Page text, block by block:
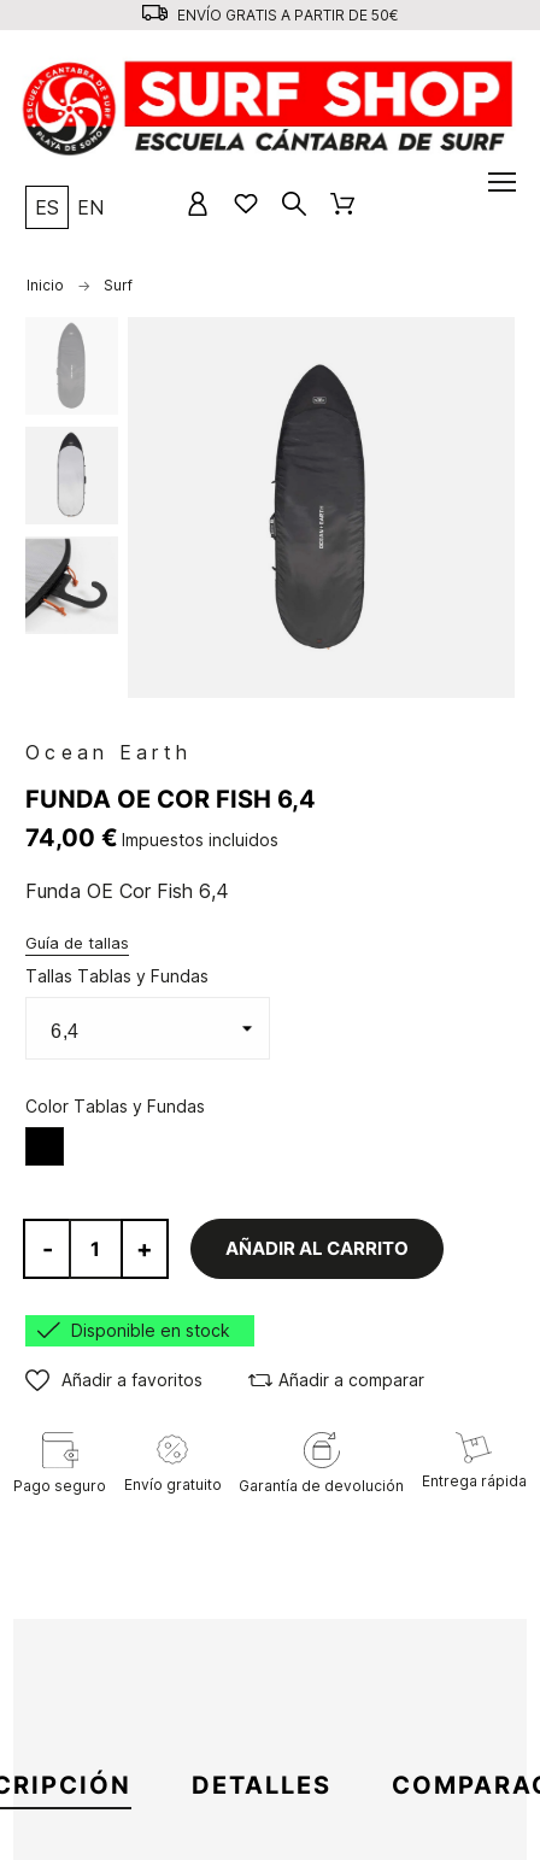
ENVÍO GRATIS A PARTIR DE 50€
ES EN
Inicio Surf
Ocean Earth
FUNDA OE COR FISH 6,4
74,00 € Impuestos incluidos
Funda OE Cor Fish 6,4
Guía de tallas
Tallas Tablas y Fundas
Color Tablas y Fundas
- + AÑADIR AL CARRITO
Disponible en stock
Añadir a favoritos Añadir a comparar
Pago seguro Envío gratuito Garantía de devolución Entrega rápida
DETALLES